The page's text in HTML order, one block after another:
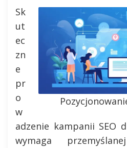
Sk
ut
ec
zn
e
pr
o
w
adzenie kampanii SEO
wymaga